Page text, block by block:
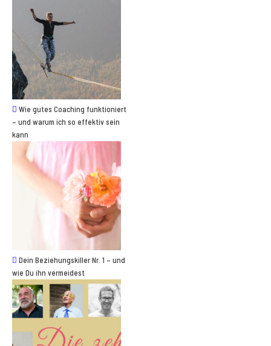
Wie gutes Coaching funktioniert
– und warum ich so effektiv sein
kann
Dein Beziehungskiller Nr. 1 – und
wie Du ihn vermeidest